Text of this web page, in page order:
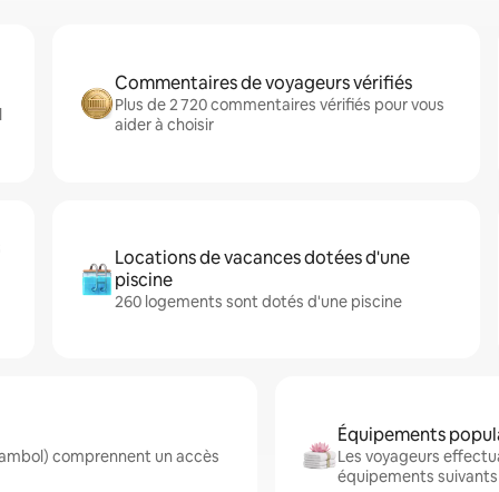
Commentaires de voyageurs vérifiés
Plus de 2 720 commentaires vérifiés pour vous
aider à choisir
Locations de vacances dotées d'une
piscine
260 logements sont dotés d'une piscine
comprennent un accès
Équipements
Les voyageurs
équipements suivants